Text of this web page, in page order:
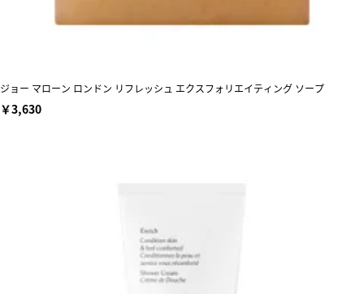
ジョー マローン ロンドン リフレッシュ エクスフォリエイティング ソープ
￥3,630